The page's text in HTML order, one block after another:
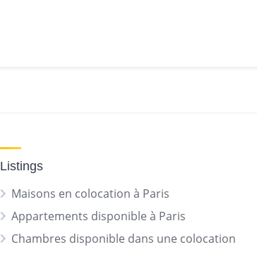
Listings
Maisons en colocation à Paris
Appartements disponible à Paris
Chambres disponible dans une colocation